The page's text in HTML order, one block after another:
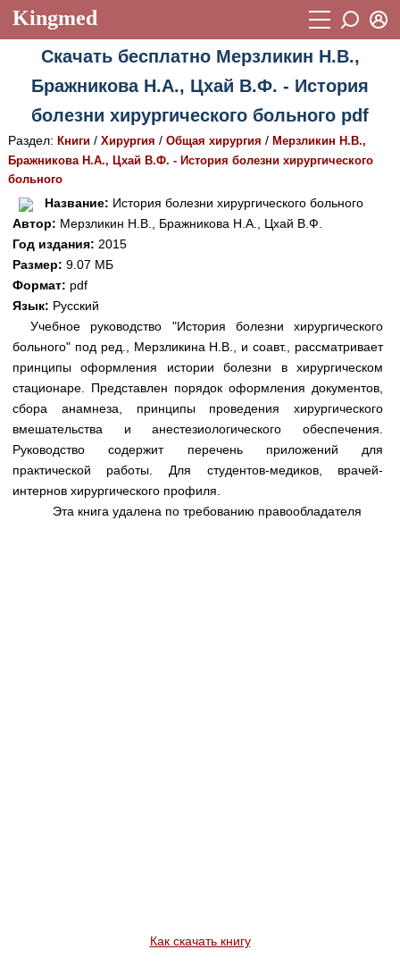
Kingmed
Учебный материал
Видеогалерея 899
Истории болезней 1268
Лекции и презентации 2474
Аккредитационные тесты
Методические рекомендации
Научно-популярное
Статьи
Новости (244)
Медицинская стандартизация
Нормативы экстренной и неотложной помощи
Нормы лабораторных и инструментальных
исследований
Восстановить пароль
Регистрация
Вход
Скачать бесплатно Мерзликин Н.В.,
Бражникова Н.А., Цхай В.Ф. - История
болезни хирургического больного pdf
Раздел: Книги/ Хирургия / Общая хирургия / Мерзликин Н.В.,
Бражникова Н.А., Цхай В.Ф. - История болезни хирургического
больного
Название: История болезни хирургического больного
Автор: Мерзликин Н.В., Бражникова Н.А., Цхай В.Ф.
Год издания: 2015
Размер: 9.07 МБ
Формат: pdf
Язык: Русский
Учебное руководство "История болезни хирургического
больного" под ред., Мерзликина Н.В., и соавт., рассматривает
принципы оформления истории болезни в хирургическом
стационаре. Представлен порядок оформления документов,
сбора анамнеза, принципы проведения хирургического
вмешательства и анестезиологического обеспечения.
Руководство содержит перечень приложений для
практической работы. Для студентов-медиков, врачей-
интернов хирургического профиля.
Эта книга удалена по требованию правообладателя
Как скачать книгу